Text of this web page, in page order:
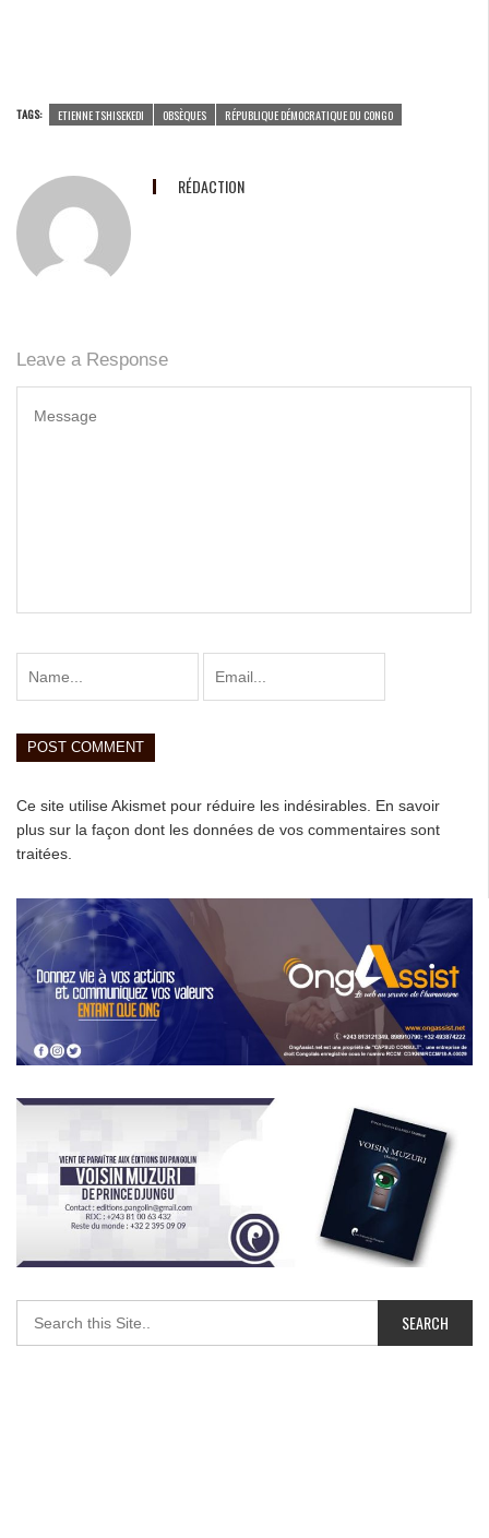
TAGS: ETIENNE TSHISEKEDI OBSÈQUES RÉPUBLIQUE DÉMOCRATIQUE DU CONGO
RÉDACTION
Leave a Response
Ce site utilise Akismet pour réduire les indésirables. En savoir
plus sur la façon dont les données de vos commentaires sont
traitées